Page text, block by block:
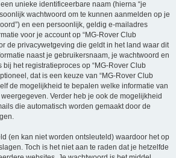
unieke identificeerbare naam (hierna “je
wachtwoord om te kunnen aanmelden op je
en een persoonlijk, geldig e-mailadres
voor je account op “MG-Rover Club
de privacywetgeving die geldt in het land waar dit
naast je gebruikersnaam, je wachtwoord en
het registratieproces op “MG-Rover Club
dat is een keuze van “MG-Rover Club
de mogelijkheid te bepalen welke informatie van
Verder heb je ook de mogelijkheid
die automatisch worden gemaakt door de
(en kan niet worden ontsleuteld) waardoor het op
Toch is het niet aan te raden dat je hetzelfde